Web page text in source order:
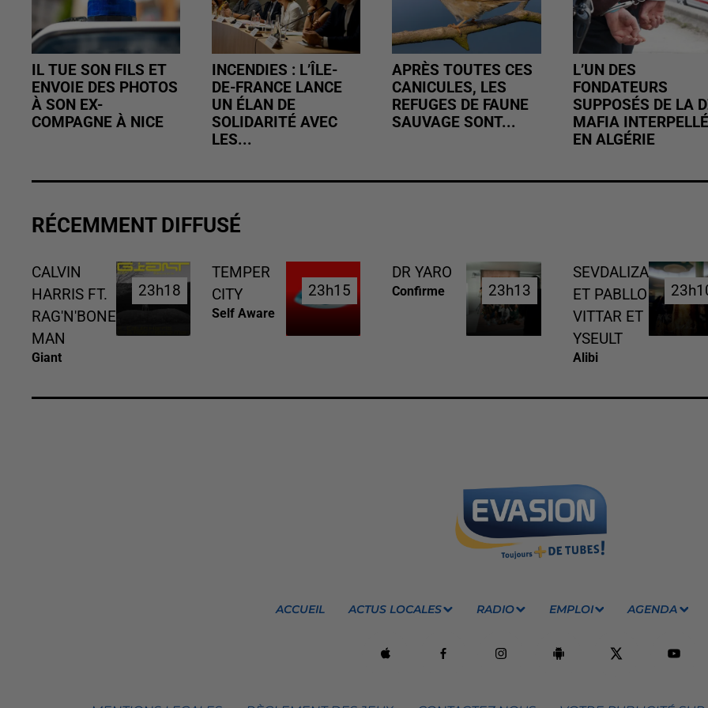
IL TUE SON FILS ET
ENVOIE DES PHOTOS
À SON EX-
COMPAGNE À NICE
INCENDIES : L’ÎLE-
DE-FRANCE LANCE
UN ÉLAN DE
SOLIDARITÉ AVEC
LES...
APRÈS TOUTES CES
CANICULES, LES
REFUGES DE FAUNE
SAUVAGE SONT...
L’UN DES
FONDATEURS
SUPPOSÉS DE LA
MAFIA INTERPELLÉ
EN ALGÉRIE
RÉCEMMENT DIFFUSÉ
CALVIN
HARRIS FT.
RAG'N'BONE
MAN
Giant
23h18
23h18
TEMPER
CITY
Self Aware
23h15
23h15
DR YARO
Confirme 23h13
23h13
SEVDALIZA
ET PABLLO
VITTAR ET
YSEULT
Alibi
ACCUEIL ACTUS LOCALES RADIO EMPLOI AGENDA